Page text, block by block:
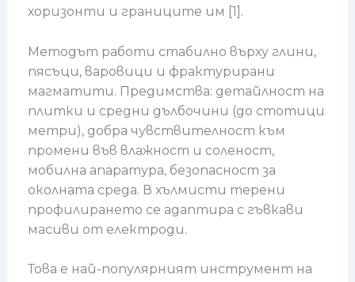
хоризонти и границите им [1].
Методът работи стабилно върху глини,
пясъци, варовици и фрактурирани
магматити. Предимства: детайлност на
плитки и средни дълбочини (до стотици
метри), добра чувствителност към
промени във влажност и соленост,
мобилна апаратура, безопасност за
околната среда. В хълмисти терени
профилирането се адаптира с гъвкави
масиви от електроди.
Това е най-популярният инструмент на